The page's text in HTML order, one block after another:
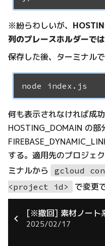
※紛らわしいが、
列のプレースホルダーで
保存した後、ターミナルで
何も表示されなければ成
HOSTING_DOMAIN の部
する。適用先のプロジェ
ミナルから
gcloud
<project id>
で変更
[※撤回] 素材ノート
2025/02/17